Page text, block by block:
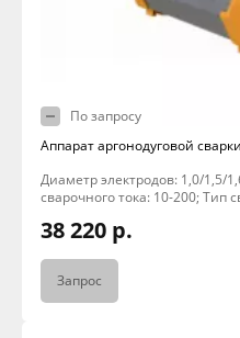
По запросу
Аппарат аргонодуговой
Диаметр электродов: 1,0/1,5/
сварочного тока: 10-200; Тип
38 220 р.
Запрос